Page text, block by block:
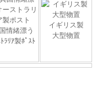
情緒漂う
ﾗﾘｱ製ﾎﾟｽﾄ
イギリス製
大型物置